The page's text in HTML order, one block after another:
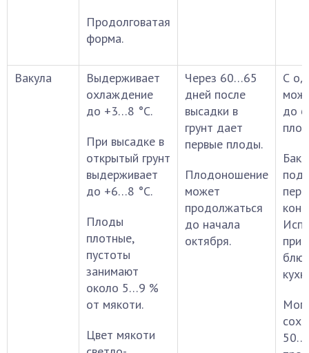
Продолговатая
форма.
Вакула
Выдерживает
охлаждение
до +3…8 °С.
При высадке в
открытый грунт
выдерживает
до +6…8 °С.
Плоды
плотные,
пустоты
занимают
около 5…9 %
от мякоти.
Цвет мякоти
Через 60…65
дней после
высадки в
грунт дает
первые плоды.
Плодоношение
может
продолжаться
до начала
октября.
С
до